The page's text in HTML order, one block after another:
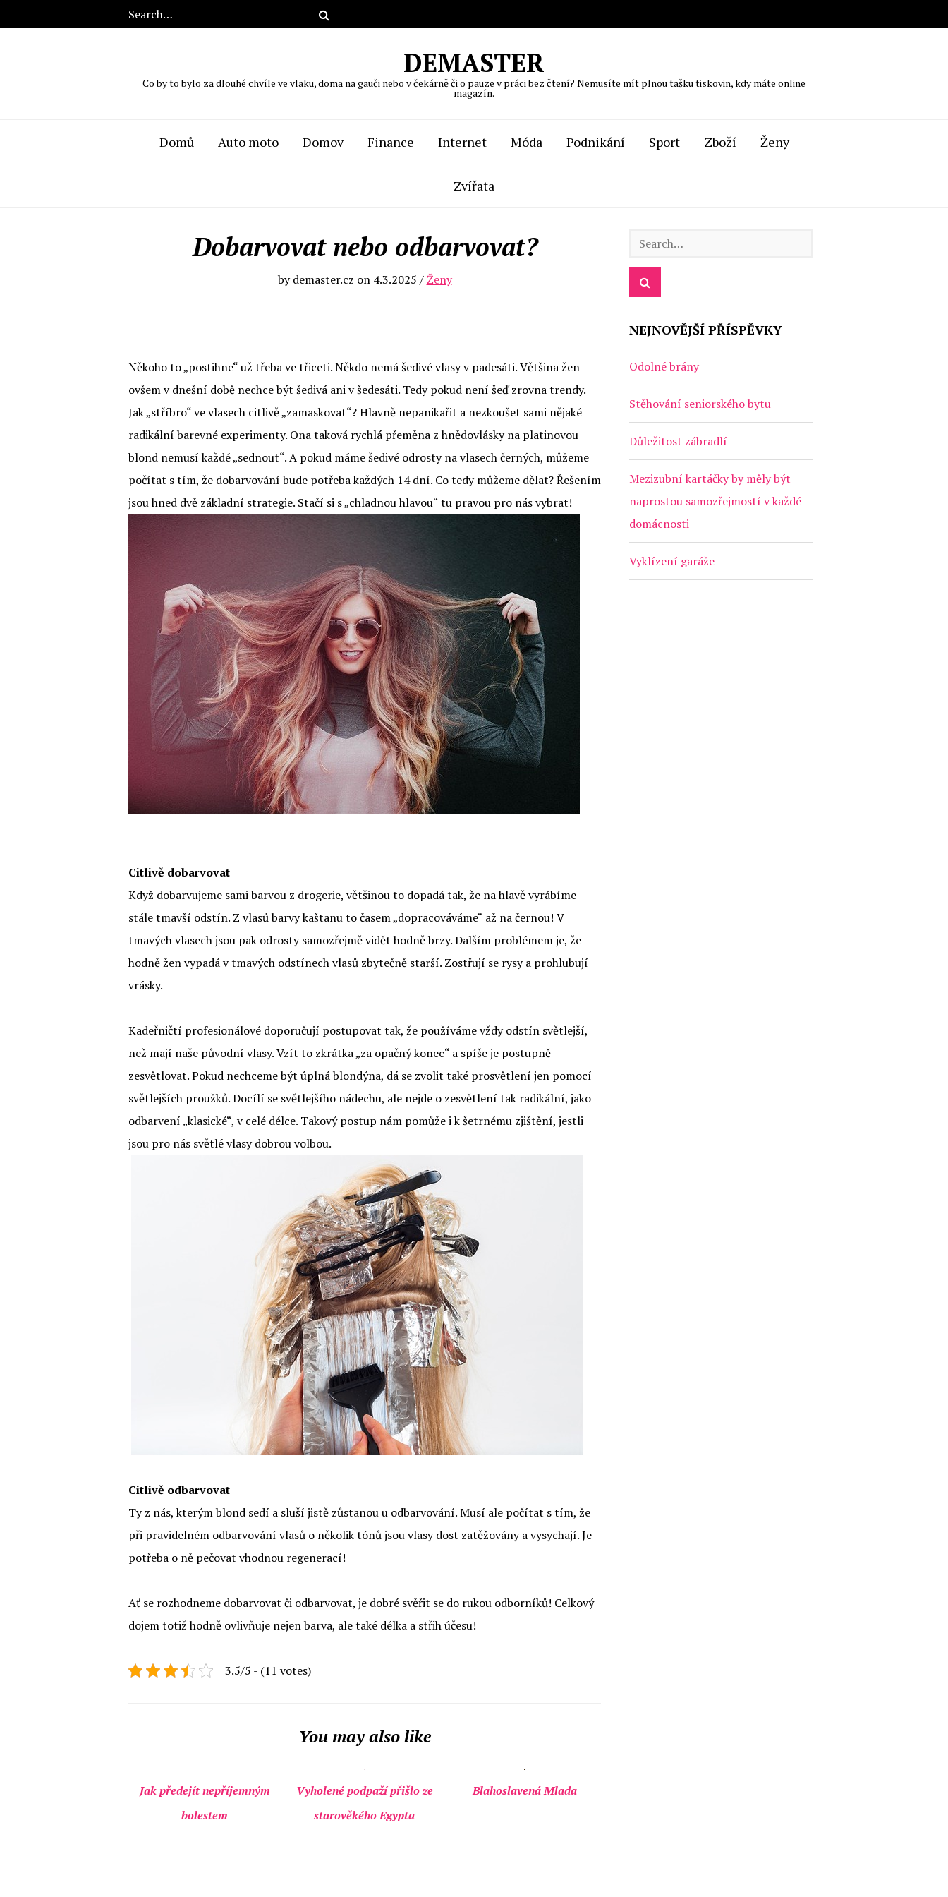
DEMASTER
Co by to bylo za dlouhé chvíle ve vlaku, doma na gauči nebo v čekárně či o pauze v práci bez čtení? Nemusíte mít plnou tašku tiskovin, kdy máte online
magazín.
Domů Auto moto Domov Finance Internet Móda Podnikání Sport Zboží Ženy
Zvířata
Dobarvovat nebo odbarvovat?
bydemaster.cz on 4.3.2025 /Ženy
Někoho to „postihne“ už třeba ve třiceti. Někdo nemá šedivé vlasy v padesáti. Většina žen
ovšem v dnešní době nechce být šedivá ani v šedesáti. Tedy pokud není šeď zrovna trendy.
Jak „stříbro“ ve vlasech citlivě „zamaskovat“? Hlavně nepanikařit a nezkoušet sami nějaké
radikální barevné experimenty. Ona taková rychlá přeměna z hnědovlásky na platinovou
blond nemusí každé „sednout“. A pokud máme šedivé odrosty na vlasech černých, můžeme
počítat s tím, že dobarvování bude potřeba každých 14 dní. Co tedy můžeme dělat? Řešením
jsou hned dvě základní strategie. Stačí si s „chladnou hlavou“ tu pravou pro nás vybrat!
Citlivě dobarvovat
Když dobarvujeme sami barvou z drogerie, většinou to dopadá tak, že na hlavě vyrábíme
stále tmavší odstín. Z vlasů barvy kaštanu to časem „dopracováváme“ až na černou! V
tmavých vlasech jsou pak odrosty samozřejmě vidět hodně brzy. Dalším problémem je, že
hodně žen vypadá v tmavých odstínech vlasů zbytečně starší. Zostřují se rysy a prohlubují
vrásky.
Kadeřničtí profesionálové doporučují postupovat tak, že používáme vždy odstín světlejší,
než mají naše původní vlasy. Vzít to zkrátka „za opačný konec“ a spíše je postupně
zesvětlovat. Pokud nechceme být úplná blondýna, dá se zvolit také prosvětlení jen pomocí
světlejších proužků. Docílí se světlejšího nádechu, ale nejde o zesvětlení tak radikální, jako
odbarvení „klasické“, v celé délce. Takový postup nám pomůže i k šetrnému zjištění, jestli
jsou pro nás světlé vlasy dobrou volbou.
Citlivě odbarvovat
Ty z nás, kterým blond sedí a sluší jistě zůstanou u odbarvování. Musí ale počítat s tím, že
při pravidelném odbarvování vlasů o několik tónů jsou vlasy dost zatěžovány a vysychají. Je
potřeba o ně pečovat vhodnou regenerací!
Ať se rozhodneme dobarvovat či odbarvovat, je dobré svěřit se do rukou odborníků! Celkový
dojem totiž hodně ovlivňuje nejen barva, ale také délka a střih účesu!
3.5/5 - (11 votes)
You may also like
Jak předejít nepříjemným
bolestem
Vyholené podpaží přišlo ze
starověkého Egypta
Blahoslavená Mlada
NEJNOVĚJŠÍ PŘÍSPĚVKY
Odolné brány
Stěhování seniorského bytu
Důležitost zábradlí
Mezizubní kartáčky by měly být
naprostou samozřejmostí v každé
domácnosti
Vyklízení garáže